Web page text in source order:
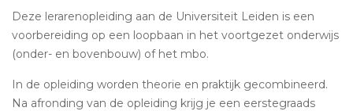
Deze lerarenopleiding aan de Universiteit Leiden is een
voorbereiding op een loopbaan in het voortgezet onderwijs
(onder- en bovenbouw) of het mbo.
In de opleiding worden theorie en praktijk gecombineerd.
Na afronding van de opleiding krijg je een eerstegraads